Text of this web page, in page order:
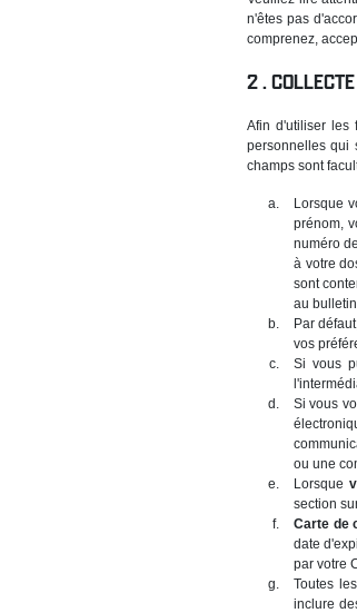
n'êtes pas
comprenez,
Afin d'utiliser les
personnelles qui
champs sont
Lorsque
prénom,
numéro
à votre
sont
au
Par
vos
Si vous
Si vous
ou une
Lorsque
section
Carte de
date
par votre
Toutes
inclure